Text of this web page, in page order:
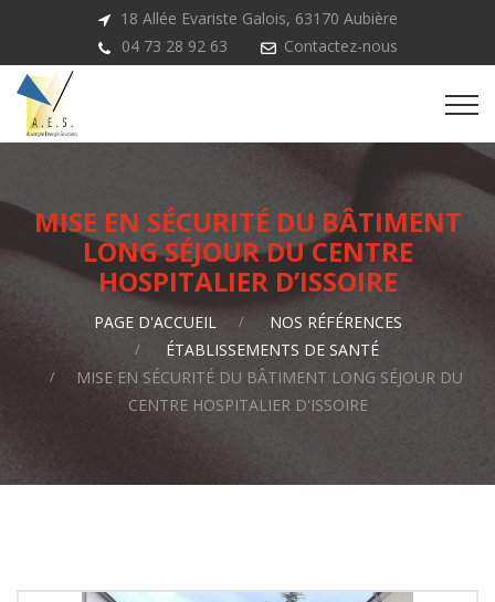
18 Allée Evariste Galois, 63170 Aubière
04 73 28 92 63
Contactez-nous
MISE EN SÉCURITÉ DU BÂTIMENT
LONG SÉJOUR DU CENTRE
HOSPITALIER D’ISSOIRE
PAGE D'ACCUEIL
NOS RÉFÉRENCES
ÉTABLISSEMENTS DE SANTÉ
MISE EN SÉCURITÉ DU BÂTIMENT LONG SÉJOUR DU
CENTRE HOSPITALIER D'ISSOIRE